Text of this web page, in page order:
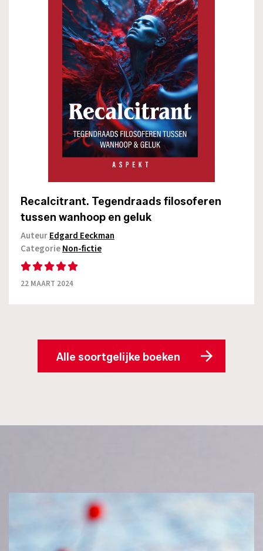
Recalcitrant. Tegendraads filosoferen
tussen wanhoop en geluk
AuteurEdgard Eeckman
CategorieNon-fictie
22 MAART 2024
Alle soortgelijke boeken